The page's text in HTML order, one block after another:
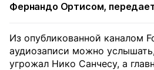
Фернандо Ортисом,
Из опубликованной каналом
аудиозаписи можно
угрожал Нико Санчесу, а